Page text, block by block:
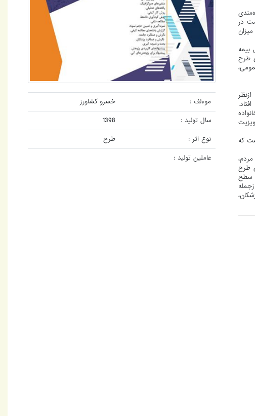
در
بیمه
نفر از مسئولان اجرایی طرح
که
طرح
سطح
موءلف :
خسرو کشاورز
سال تولید :
1398
نوع اثر :
طرح
عاملین تولید :